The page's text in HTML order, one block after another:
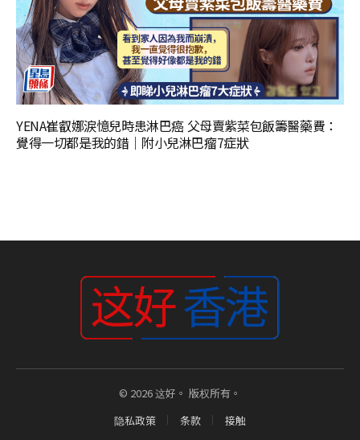
YENA崔叡娜淚憶兒時患淋巴癌 父母賣紫菜包飯籌醫藥費：
覺得一切都是我的錯｜附小兒淋巴瘤7症狀
© 2026 这好。 版权所有。
隐私政策
条款 接触